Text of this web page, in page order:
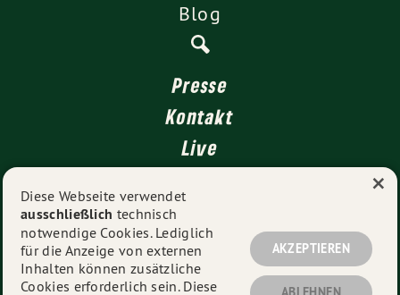
Blog
Presse
Kontakt
Live
Impressum
Datenschutz
Diese Webseite verwendet
ausschließlich technisch
notwendige Cookies. Lediglich
für die Anzeige von externen
Inhalten können zusätzliche
Cookies erforderlich sein. Diese
AKZEPTIEREN
×